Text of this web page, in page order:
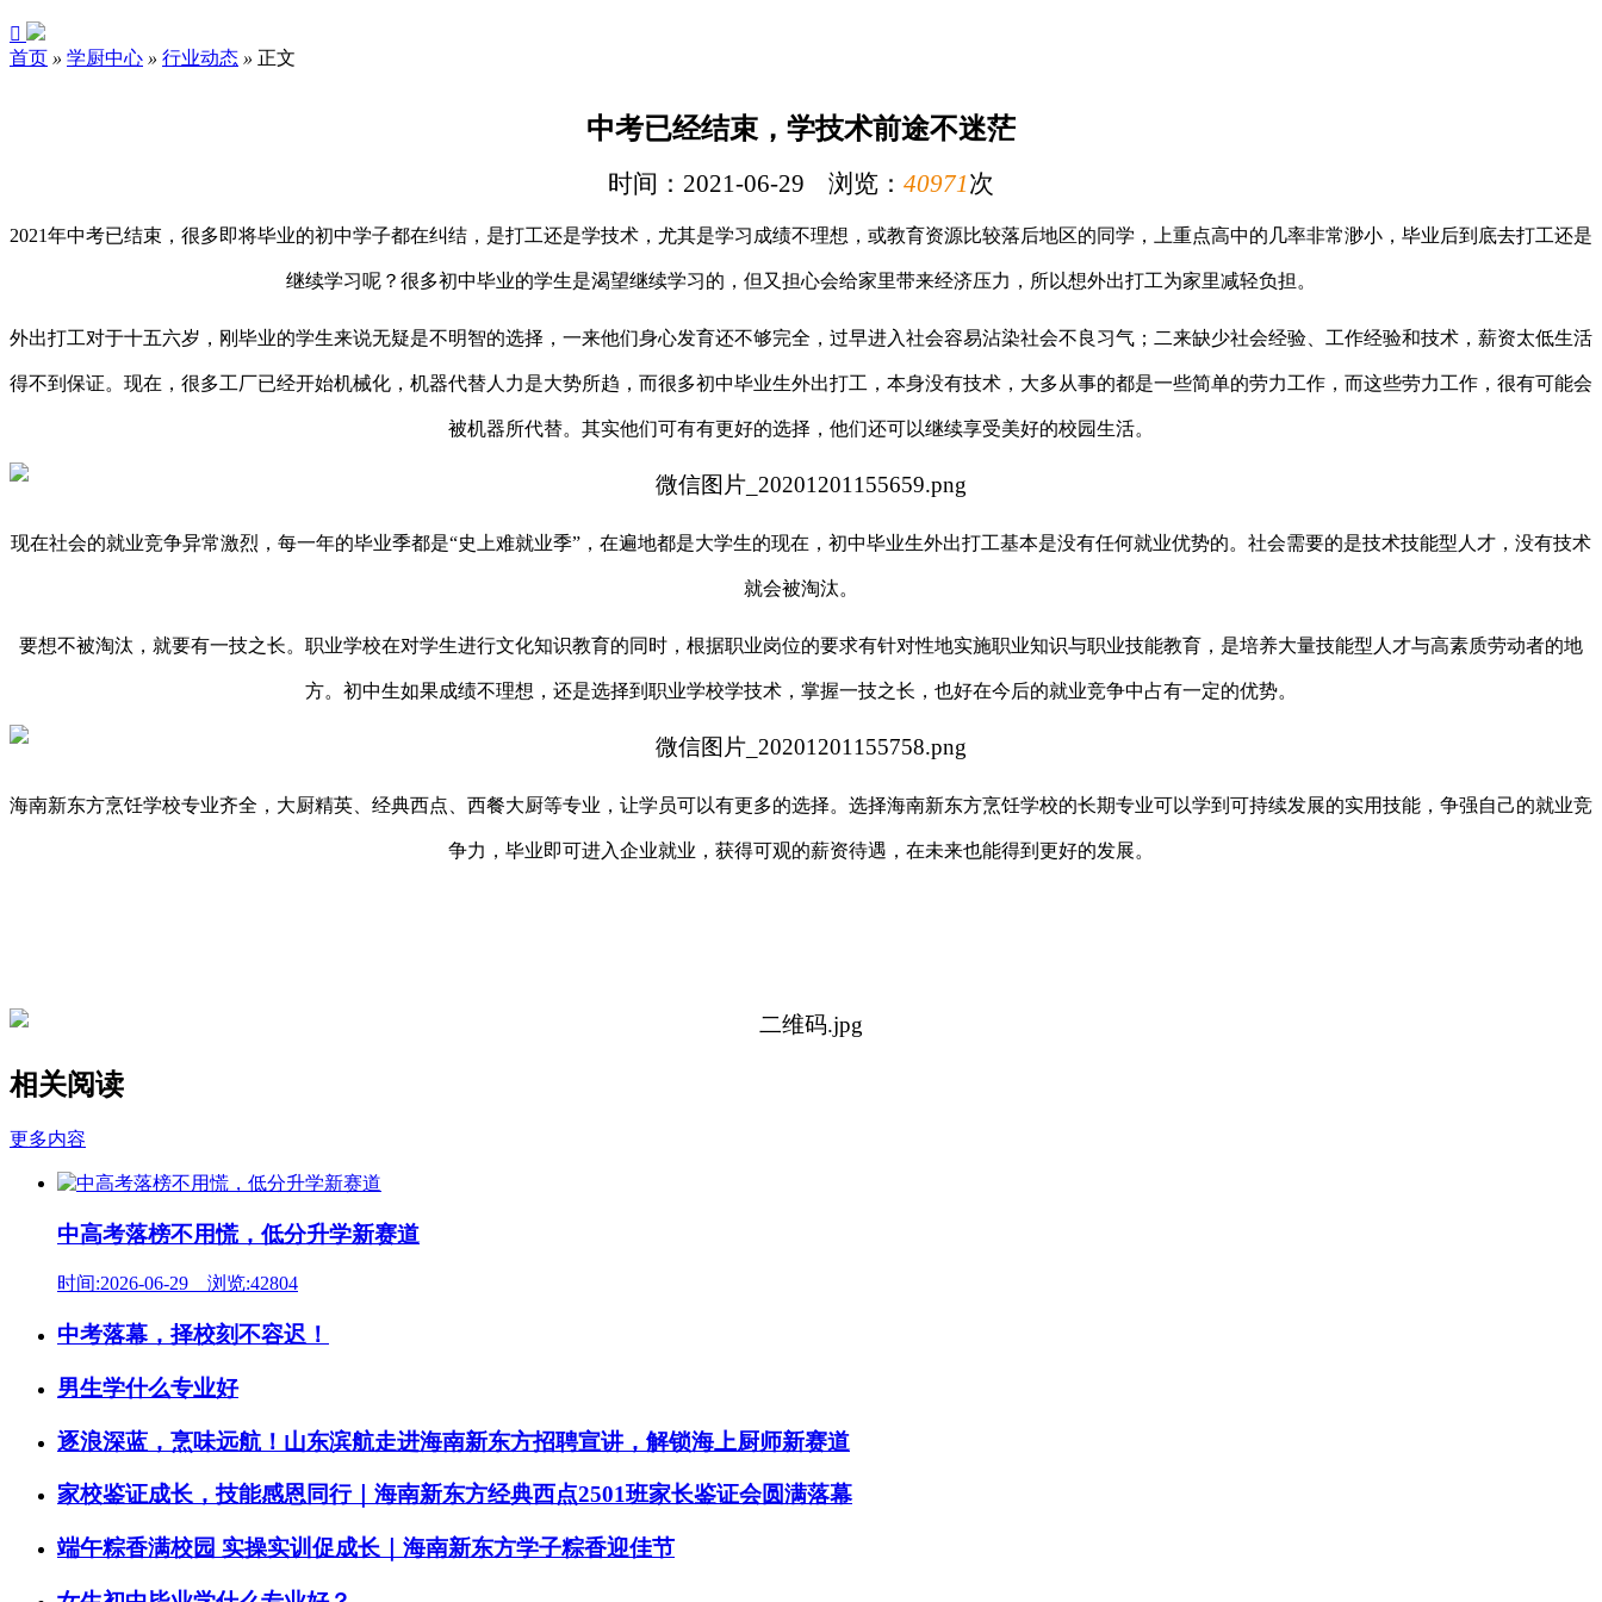

首页 » 学厨中心 » 行业动态 » 正文
中考已经结束，学技术前途不迷茫
时间：2021-06-29 浏览： 40971次
2021年中考已结束，很多即将毕业的初中学子都在纠结，是打工还是学技术，尤其是学习成绩不理想，或教育资源比较落后地区的同学，上重点高中的几率非常渺小，毕业后到底去打工还是
继续学习呢？很多初中毕业的学生是渴望继续学习的，但又担心会给家里带来经济压力，所以想外出打工为家里减轻负担。
外出打工对于十五六岁，刚毕业的学生来说无疑是不明智的选择，一来他们身心发育还不够完全，过早进入社会容易沾染社会不良习气；二来缺少社会经验、工作经验和技术，薪资太低生活
得不到保证。现在，很多工厂已经开始机械化，机器代替人力是大势所趋，而很多初中毕业生外出打工，本身没有技术，大多从事的都是一些简单的劳力工作，而这些劳力工作，很有可能会
被机器所代替。其实他们可有有更好的选择，他们还可以继续享受美好的校园生活。
现在社会的就业竞争异常激烈，每一年的毕业季都是“史上难就业季”，在遍地都是大学生的现在，初中毕业生外出打工基本是没有任何就业优势的。社会需要的是技术技能型人才，没有技术
就会被淘汰。
要想不被淘汰，就要有一技之长。职业学校在对学生进行文化知识教育的同时，根据职业岗位的要求有针对性地实施职业知识与职业技能教育，是培养大量技能型人才与高素质劳动者的地
方。初中生如果成绩不理想，还是选择到职业学校学技术，掌握一技之长，也好在今后的就业竞争中占有一定的优势。
海南新东方烹饪学校专业齐全，大厨精英、经典西点、西餐大厨等专业，让学员可以有更多的选择。选择海南新东方烹饪学校的长期专业可以学到可持续发展的实用技能，争强自己的就业竞
争力，毕业即可进入企业就业，获得可观的薪资待遇，在未来也能得到更好的发展。
相关阅读
更多内容
中高考落榜不用慌，低分升学新赛道
时间:2026-06-29 浏览:42804
中考落幕，择校刻不容迟！
男生学什么专业好
逐浪深蓝，烹味远航！山东滨航走进海南新东方招聘宣讲，解锁海上厨师新赛道
家校鉴证成长，技能感恩同行｜海南新东方经典西点2501班家长鉴证会圆满落幕
端午粽香满校园 实操实训促成长｜海南新东方学子粽香迎佳节